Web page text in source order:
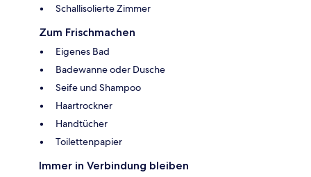
Schallisolierte Zimmer
Zum Frischmachen
Eigenes Bad
Badewanne oder Dusche
Seife und Shampoo
Haartrockner
Handtücher
Toilettenpapier
Immer in Verbindung bleiben